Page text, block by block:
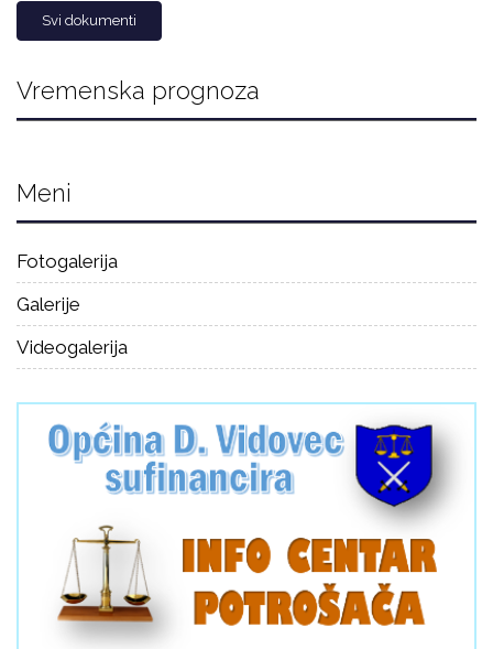
Svi dokumenti
Vremenska prognoza
Meni
Fotogalerija
Galerije
Videogalerija